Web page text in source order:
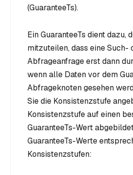
(GuaranteeTs).
Ein GuaranteeTs dient dazu,
mitzuteilen, dass eine Such-
Abfrageanfrage erst dann
wenn alle Daten vor dem
Abfrageknoten gesehen
Sie die Konsistenzstufe
Konsistenzstufe auf einen
GuaranteeTs-Wert
GuaranteeTs-Werte
Konsistenzstufen: